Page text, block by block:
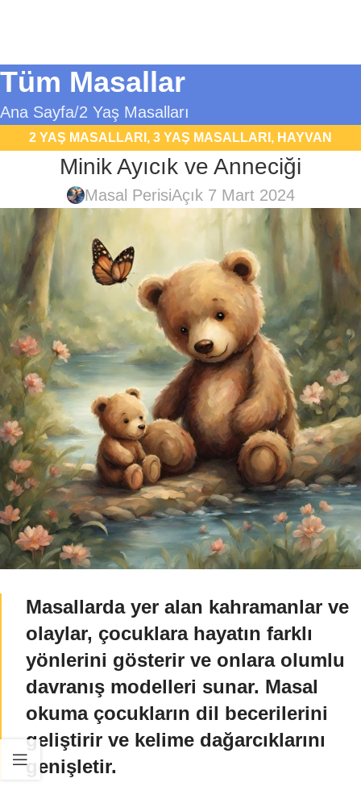
Tüm Masallar
Ana Sayfa 2 Yaş Masalları
2 YAŞ MASALLARI , 3 YAŞ MASALLARI , HAYVAN
MASALLARI,UYKU MASALLARI
Minik Ayıcık ve Anneciği
Masal PerisiAçık 7 Mart 2024
Masallarda yer alan kahramanlar ve
olaylar, çocuklara hayatın farklı
yönlerini gösterir ve onlara olumlu
davranış modelleri sunar. Masal
okuma çocukların dil becerilerini
geliştirir ve kelime dağarcıklarını
genişletir.